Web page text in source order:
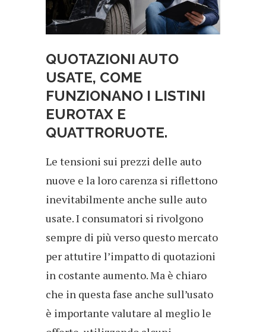
QUOTAZIONI AUTO
USATE, COME
FUNZIONANO I LISTINI
EUROTAX E
QUATTRORUOTE.
Le tensioni sui prezzi delle auto
nuove e la loro carenza si riflettono
inevitabilmente anche sulle auto
usate. I consumatori si rivolgono
sempre di più verso questo mercato
per attutire l’impatto di quotazioni
in costante aumento. Ma è chiaro
che in questa fase anche sull’usato
è importante valutare al meglio le